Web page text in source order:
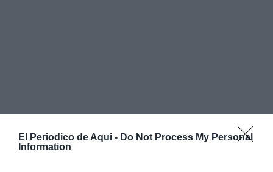
El Periodico de Aqui - Do Not Process My Personal
Information